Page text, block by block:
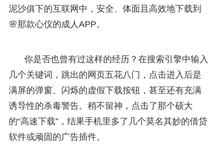
泥沙俱下的互联网中，安全、体面且高效地下载到
🌸那款心仪的成人APP。
你是否也曾有过这样的经历？在搜索引擎中输入
几个关键词，跳出的网页五花八门，点击进入后是
满屏的弹窗、闪烁的虚假下载按钮，甚至还有充满
诱导性的杀毒警告。稍不留神，点击了那个硕大
的“高速下载”，结果手机里多了几个莫名其妙的借贷
软件或顽固的广告插件。